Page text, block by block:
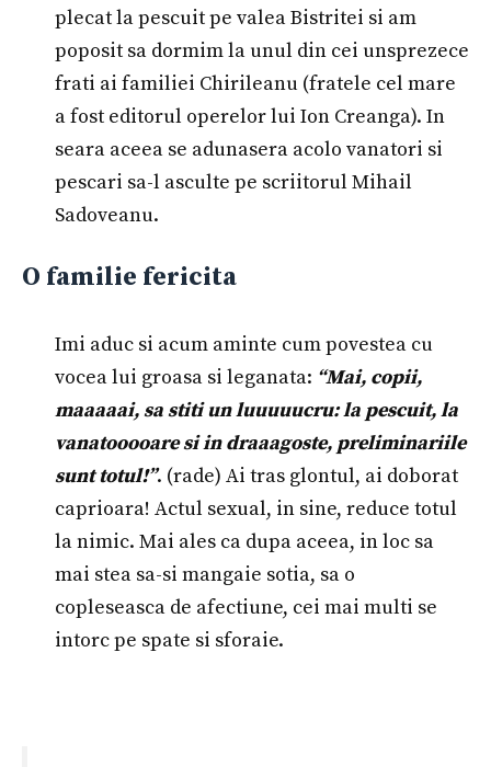
plecat la pescuit pe valea Bistritei si am
poposit sa dormim la unul din cei unsprezece
frati ai familiei Chirileanu (fratele cel mare
a fost editorul operelor lui Ion Creanga). In
seara aceea se adunasera acolo vanatori si
pescari sa-l asculte pe scriitorul Mihail
Sadoveanu.
O familie fericita
Imi aduc si acum aminte cum povestea cu
vocea lui groasa si leganata: “Mai, copii,
maaaaai, sa stiti un luuuuucru: la pescuit, la
vanatooooare si in draaagoste, preliminariile
sunt totul!”. (rade) Ai tras glontul, ai doborat
caprioara! Actul sexual, in sine, reduce totul
la nimic. Mai ales ca dupa aceea, in loc sa
mai stea sa-si mangaie sotia, sa o
copleseasca de afectiune, cei mai multi se
intorc pe spate si sforaie.